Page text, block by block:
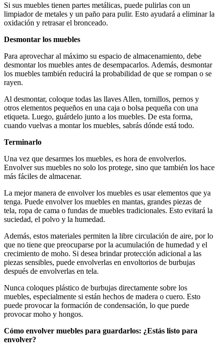
Si sus muebles tienen partes metálicas, puede pulirlas con un
limpiador de metales y un paño para pulir. Esto ayudará a eliminar la
oxidación y retrasar el bronceado.
Desmontar los muebles
Para aprovechar al máximo su espacio de almacenamiento, debe
desmontar los muebles antes de desempacarlos. Además, desmontar
los muebles también reducirá la probabilidad de que se rompan o se
rayen.
Al desmontar, coloque todas las llaves Allen, tornillos, pernos y
otros elementos pequeños en una caja o bolsa pequeña con una
etiqueta. Luego, guárdelo junto a los muebles. De esta forma,
cuando vuelvas a montar los muebles, sabrás dónde está todo.
Terminarlo
Una vez que desarmes los muebles, es hora de envolverlos.
Envolver sus muebles no solo los protege, sino que también los hace
más fáciles de almacenar.
La mejor manera de envolver los muebles es usar elementos que ya
tenga. Puede envolver los muebles en mantas, grandes piezas de
tela, ropa de cama o fundas de muebles tradicionales. Esto evitará la
suciedad, el polvo y la humedad.
Además, estos materiales permiten la libre circulación de aire, por lo
que no tiene que preocuparse por la acumulación de humedad y el
crecimiento de moho. Si desea brindar protección adicional a las
piezas sensibles, puede envolverlas en envoltorios de burbujas
después de envolverlas en tela.
Nunca coloques plástico de burbujas directamente sobre los
muebles, especialmente si están hechos de madera o cuero. Esto
puede provocar la formación de condensación, lo que puede
provocar moho y hongos.
Cómo envolver muebles para guardarlos: ¿Estás listo para
envolver?